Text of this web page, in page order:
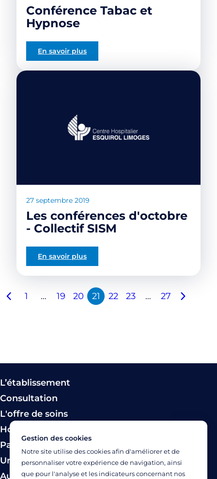
Conférence Tabac et
Hypnose
En savoir plus
27 septembre 2019
Les conférences d'octobre
- Collectif SISM
En savoir plus
1 … 19 20 21 22 23 … 27
L’établissement
Consultation
L'offre de soins
Hospitalisation
Paiement
Urgence
Autres modes de prise en charge
Gestion des cookies
Notre site utilise des cookies afin d'améliorer et de
personnaliser votre expérience de navigation, ainsi
que pour l'analyse et les indicateurs concernant nos